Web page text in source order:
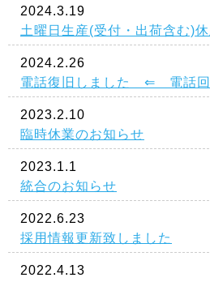
2024.3.19
土曜日生産(受付・出荷含む)
2024.2.26
電話復旧しました ⇐ 電話回
2023.2.10
臨時休業のお知らせ
2023.1.1
統合のお知らせ
2022.6.23
採用情報更新致しました
2022.4.13